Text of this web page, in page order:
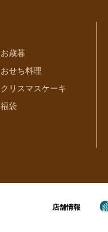
お歳暮
おせち料理
クリスマスケーキ
福袋
店舗情報